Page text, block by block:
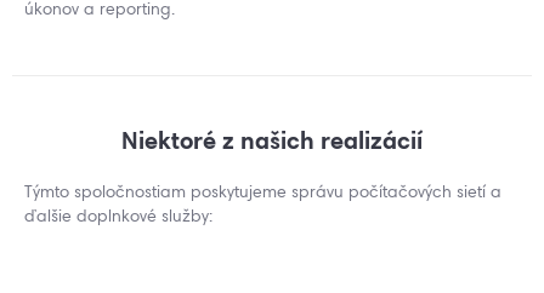
úkonov a reporting.
Niektoré z našich realizácií
Týmto spoločnostiam poskytujeme správu počítačových sietí a
ďalšie doplnkové služby: